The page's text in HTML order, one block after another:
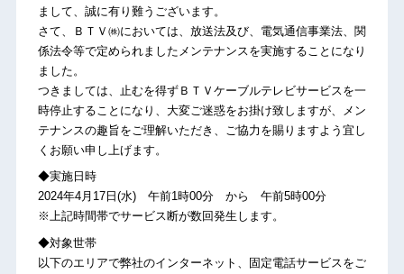
まして、誠に有り難うございます。
さて、ＢＴＶ㈱においては、放送法及び、電気通信事業法、関
係法令等で定められましたメンテナンスを実施することになり
ました。
つきましては、止むを得ずＢＴＶケーブルテレビサービスを一
時停止することになり、大変ご迷惑をお掛け致しますが、メン
テナンスの趣旨をご理解いただき、ご協力を賜りますよう宜し
くお願い申し上げます。
◆実施日時
2024年4月17日(水) 午前1時00分 から 午前5時00分
※上記時間帯でサービス断が数回発生します。
◆対象世帯
以下のエリアで弊社のインターネット、固定電話サービスをご